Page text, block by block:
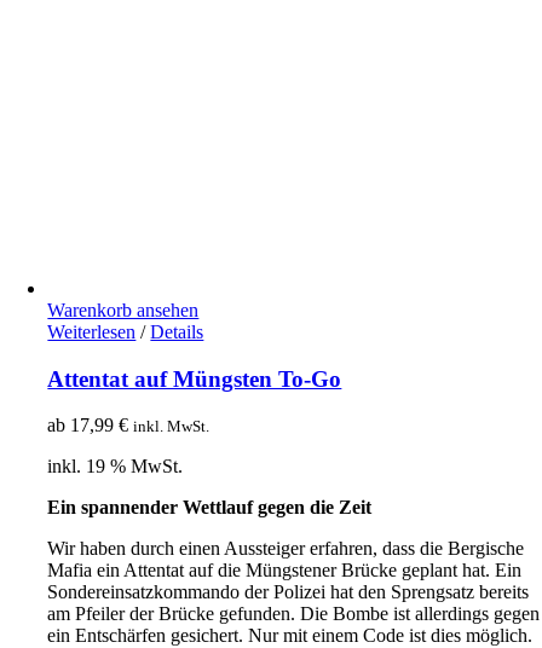
Warenkorb ansehen
Weiterlesen / Details
Attentat auf Müngsten To-Go
ab 17,99€ inkl. MwSt.
inkl. 19 % MwSt.
Ein spannender Wettlauf gegen die Zeit
Wir haben durch einen Aussteiger erfahren, dass die Bergische
Mafia ein Attentat auf die Müngstener Brücke geplant hat. Ein
Sondereinsatzkommando der Polizei hat den Sprengsatz bereits
am Pfeiler der Brücke gefunden. Die Bombe ist allerdings gegen
ein Entschärfen gesichert. Nur mit einem Code ist dies möglich.